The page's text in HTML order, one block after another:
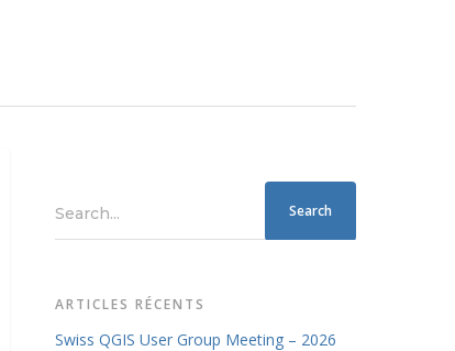
Search...
ARTICLES RÉCENTS
Swiss QGIS User Group Meeting – 2026